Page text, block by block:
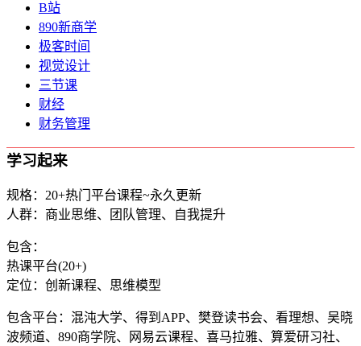
B站
890新商学
极客时间
视觉设计
三节课
财经
财务管理
学习起来
规格：20+热门平台课程~永久更新
人群：商业思维、团队管理、自我提升
包含：
热课平台(20+)
定位：创新课程、思维模型
包含平台：混沌大学、得到APP、樊登读书会、看理想、吴晓
波频道、890商学院、网易云课程、喜马拉雅、算爱研习社、